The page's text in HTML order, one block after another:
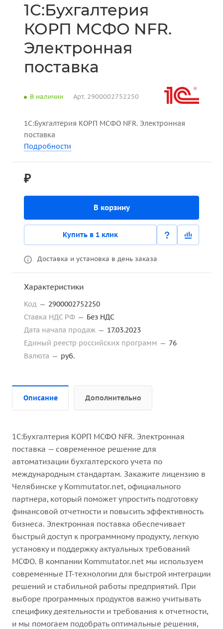
1С:Бухгалтерия
КОРП МСФО NFR.
Электронная
поставка
В наличии Арт. 2900002752250
1С:Бухгалтерия КОРП МСФО NFR. Электронная
поставка
Подробности
₽
В корзину
Купить в 1 клик
Доставка и установка в день заказа
Характеристики
Код — 2900002752250
Ставка НДС РФ — Без НДС
Дата начала продаж — 17.03.2023
Единый реестр российских программ — 76
Валюта — руб.
Описание Дополнительно
1С:Бухгалтерия КОРП МСФО NFR. Электронная
поставка — современное решение для
автоматизации бухгалтерского учета по
международным стандартам. Закажите лицензию в
Челябинске у Kommutator.net, официального
партнера, который поможет упростить подготовку
финансовой отчетности и повысить эффективность
бизнеса. Электронная поставка обеспечивает
быстрый доступ к программному продукту, легкую
установку и поддержку актуальных требований
МСФО. В компании Kommutator.net мы используем
современные IT-технологии для быстрой интеграции
решений и стабильной работы предприятий. При
выборе программных продуктов важно учитывать
специфику деятельности и требования к отчетности,
и мы помогаем подобрать оптимальные решения,